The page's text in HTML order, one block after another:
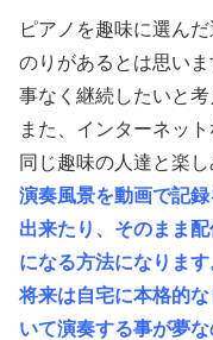
ピアノを趣味に選ん
のりがあるとは思い
事なく継続したいと考
また、インターネッ
同じ趣味の人達と楽
演奏風景を動画で記
出来たり、そのまま
になる方法になります
将来は自宅に本格的
いて演奏する事が夢